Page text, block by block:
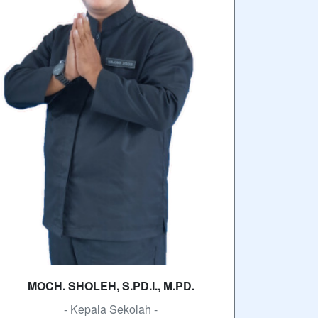
wabarakatuh. Puji syukur ke hadirat Allah
SWT atas segala limpahan rahmat dan
karunia-Nya. Dengan penuh rasa syukur,
kami…
SELENGKAPNYA
SMK MBP Unggul, Berkemajuan dan
Mendunia